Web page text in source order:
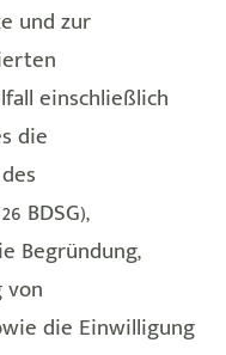
und zur
einschließlich
die
BDSG),
Begründung,
von
die Einwilligung